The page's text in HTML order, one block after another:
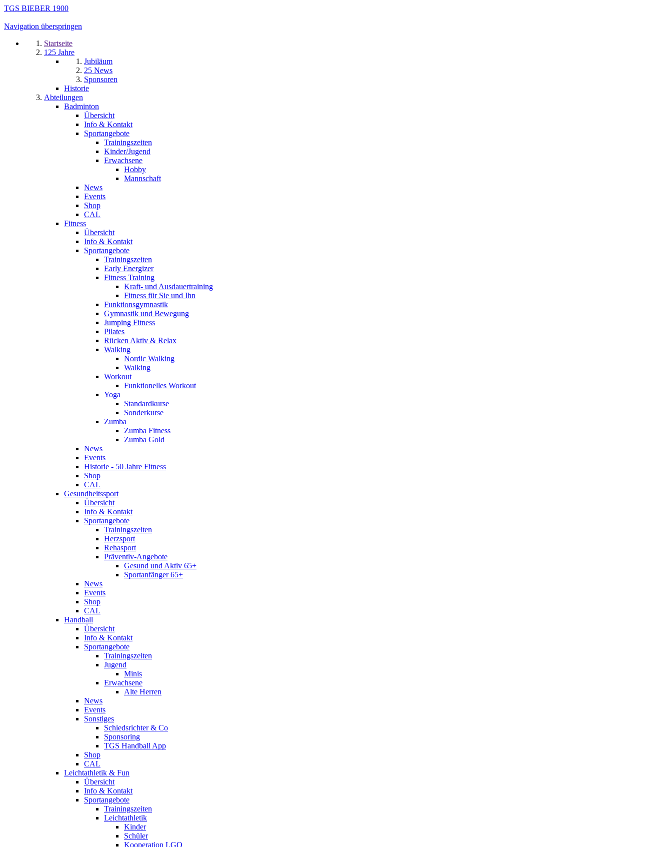
TGS BIEBER 1900
Navigation überspringen
Startseite
125 Jahre
Jubiläum
25 News
Sponsoren
Historie
Abteilungen
Badminton
Übersicht
Info & Kontakt
Sportangebote
Trainingszeiten
Kinder/Jugend
Erwachsene
Hobby
Mannschaft
News
Events
Shop
CAL
Fitness
Übersicht
Info & Kontakt
Sportangebote
Trainingszeiten
Early Energizer
Fitness Training
Kraft- und Ausdauertraining
Fitness für Sie und Ihn
Funktionsgymnastik
Gymnastik und Bewegung
Jumping Fitness
Pilates
Rücken Aktiv & Relax
Walking
Nordic Walking
Walking
Workout
Funktionelles Workout
Yoga
Standardkurse
Sonderkurse
Zumba
Zumba Fitness
Zumba Gold
News
Events
Historie - 50 Jahre Fitness
Shop
CAL
Gesundheitssport
Übersicht
Info & Kontakt
Sportangebote
Trainingszeiten
Herzsport
Rehasport
Präventiv-Angebote
Gesund und Aktiv 65+
Sportanfänger 65+
News
Events
Shop
CAL
Handball
Übersicht
Info & Kontakt
Sportangebote
Trainingszeiten
Jugend
Minis
Erwachsene
Alte Herren
News
Events
Sonstiges
Schiedsrichter & Co
Sponsoring
TGS Handball App
Shop
CAL
Leichtathletik & Fun
Übersicht
Info & Kontakt
Sportangebote
Trainingszeiten
Leichtathletik
Kinder
Schüler
Kooperation LGO